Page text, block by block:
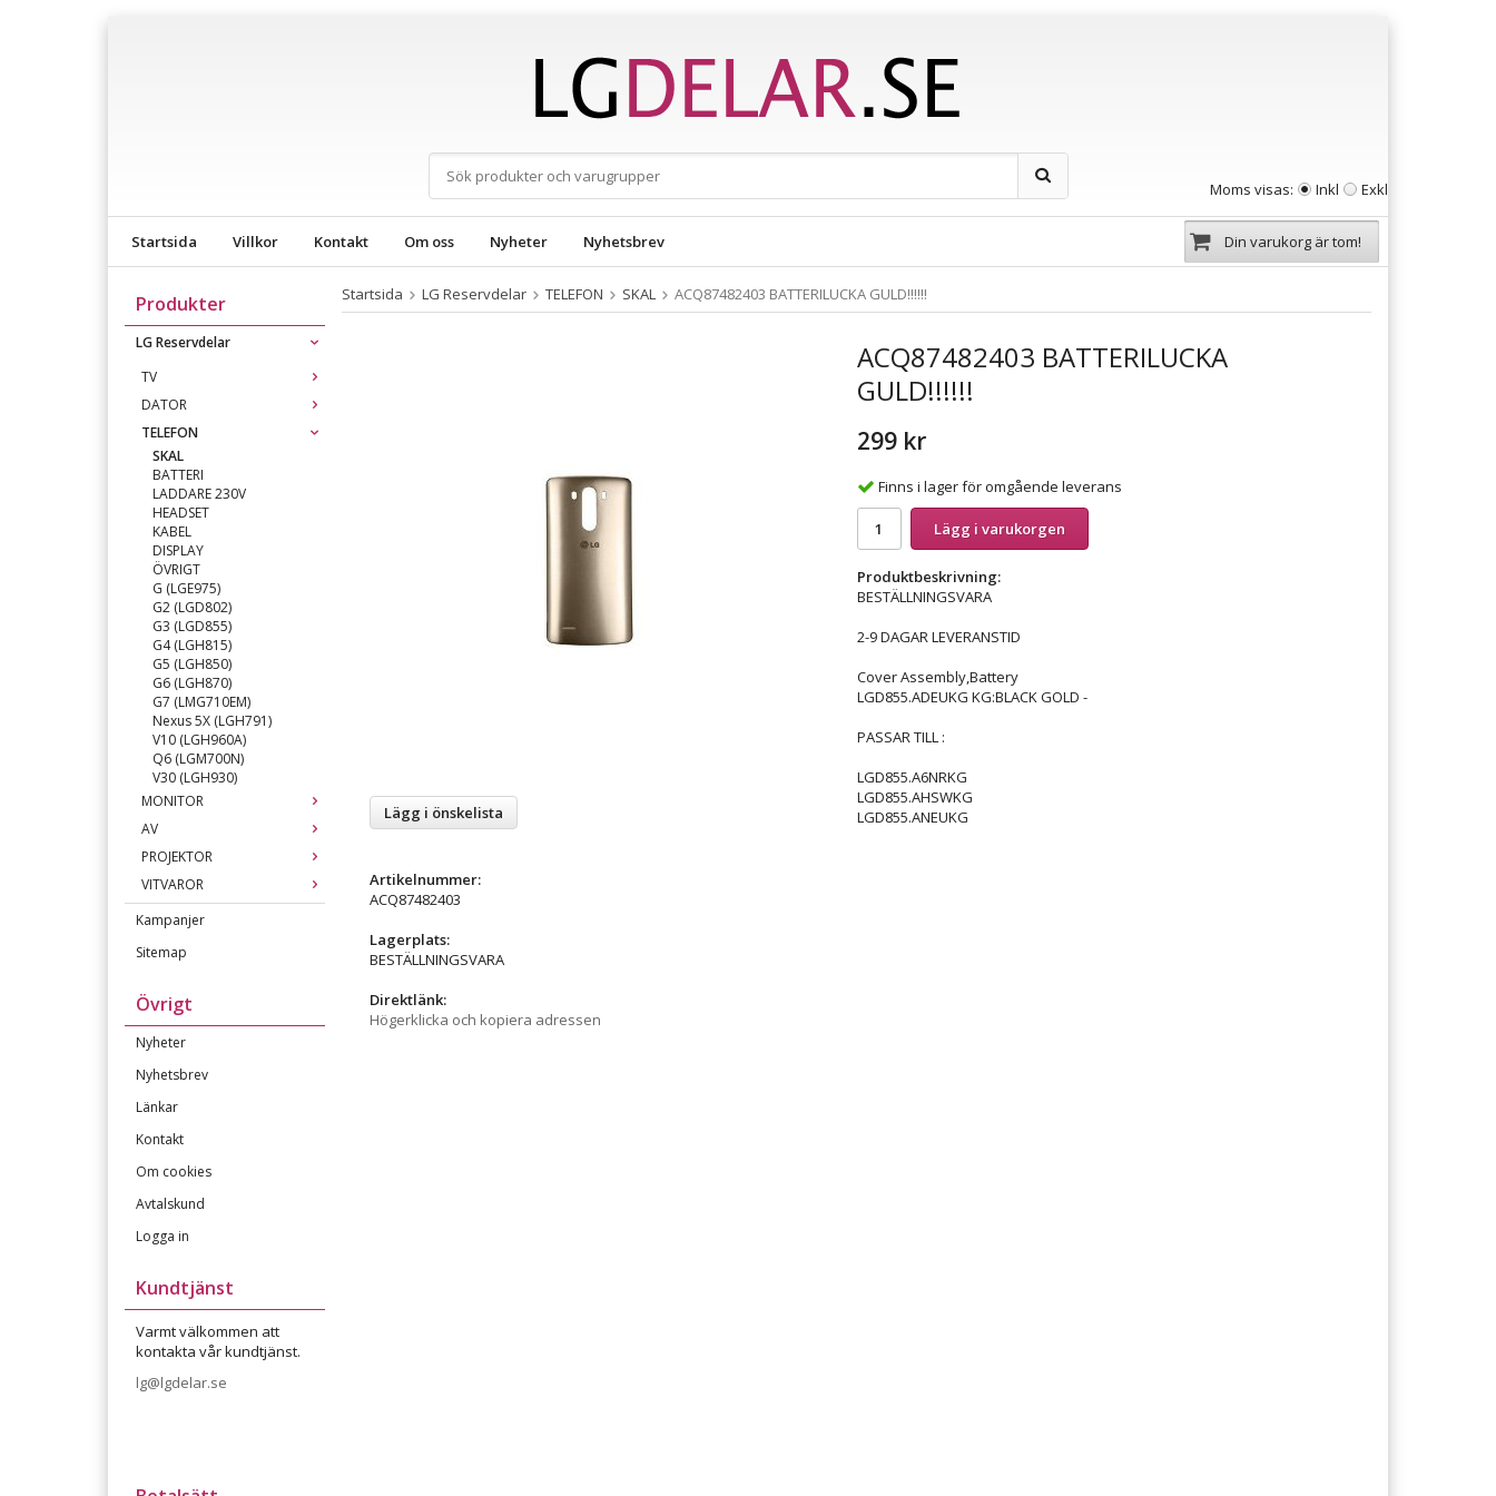
Moms visas: Inkl Exkl
Startsida Villkor Kontakt Om oss Nyheter Nyhetsbrev Din varukorg är tom!
Produkter
LG Reservdelar
TV
DATOR
TELEFON
SKAL
BATTERI
LADDARE 230V
HEADSET
KABEL
DISPLAY
ÖVRIGT
G (LGE975)
G2 (LGD802)
G3 (LGD855)
G4 (LGH815)
G5 (LGH850)
G6 (LGH870)
G7 (LMG710EM)
Nexus 5X (LGH791)
V10 (LGH960A)
Q6 (LGM700N)
V30 (LGH930)
MONITOR
AV
PROJEKTOR
VITVAROR
Kampanjer
Sitemap
Övrigt
Nyheter
Nyhetsbrev
Länkar
Kontakt
Om cookies
Avtalskund
Logga in
Kundtjänst
Varmt välkommen att
kontakta vår kundtjänst.
lg@lgdelar.se
Startsida LG Reservdelar TELEFON SKAL ACQ87482403 BATTERILUCKA GULD!!!!!!
ACQ87482403 BATTERILUCKA
GULD!!!!!!
299 kr
Finns i lager för omgående leverans
Lägg i varukorgen
Produktbeskrivning:
BESTÄLLNINGSVARA
2-9 DAGAR LEVERANSTID
Cover Assembly,Battery
LGD855.ADEUKG KG:BLACK GOLD -
PASSAR TILL :
LGD855.A6NRKG
LGD855.AHSWKG
LGD855.ANEUKG
Lägg i önskelista
Artikelnummer:
ACQ87482403
Lagerplats:
BESTÄLLNINGSVARA
Direktlänk:
Högerklicka och kopiera adressen